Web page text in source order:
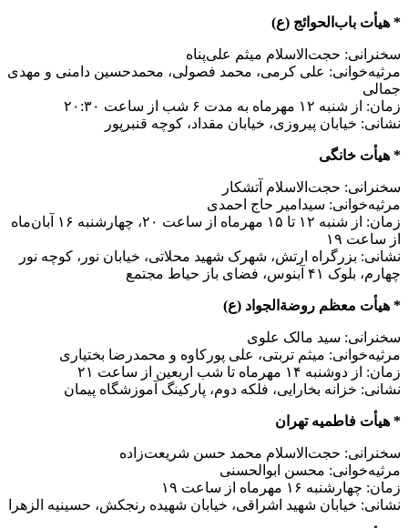
* هیأت باب‌الحوائج (ع)
سخنرانی: حجت‌الاسلام میثم علی‌پناه
مرثیه‌خوانی: علی کرمی، محمد فصولی، محمدحسین دامنی و مهدی
جمالی
زمان: از شنبه ۱۲ مهرماه به مدت ۶ شب از ساعت ۲۰:۳۰
نشانی: خیابان پیروزی، خیابان مقداد، کوچه قنبرپور
* هیأت خانگی
سخنرانی: حجت‌الاسلام آتشکار
مرثیه‌خوانی: سیدامیر حاج احمدی
زمان: از شنبه ۱۲ تا ۱۵ مهرماه از ساعت ۲۰، چهارشنبه ۱۶ آبان‌ماه
از ساعت ۱۹
نشانی: بزرگراه ارتش، شهرک شهید محلاتی، خیابان نور، کوچه نور
چهارم، بلوک ۴۱ آبنوس، فضای باز حیاط مجتمع
* هیأت معظم روضةالجواد (ع)
سخنرانی: سید مالک علوی
مرثیه‌خوانی: میثم تربتی، علی پورکاوه و محمدرضا بختیاری
زمان: از دوشنبه ۱۴ مهرماه تا شب اربعین از ساعت ۲۱
نشانی: خزانه بخارایی، فلکه دوم، پارکینگ آموزشگاه پیمان
* هیأت فاطمیه تهران
سخنرانی: حجت‌الاسلام محمد حسن شریعت‌زاده
مرثیه‌خوانی: محسن ابوالحسنی
زمان: چهارشنبه ۱۶ مهرماه از ساعت ۱۹
نشانی: خیابان شهید اشراقی، خیابان شهیده رنجکش، حسینیه الزهرا